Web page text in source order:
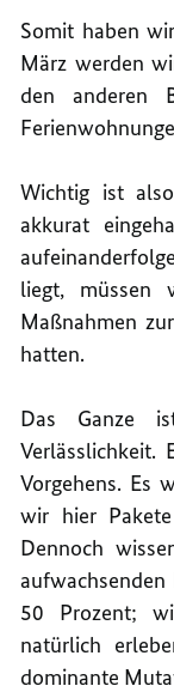
Somit haben
März werden
den anderen
Wichtig ist
akkurat
liegt, müssen
Maßnahmen
hatten.
Das Ganze
Verlässlichkeit.
Vorgehens. Es
wir hier
Dennoch
50 Prozent;
natürlich
dominante